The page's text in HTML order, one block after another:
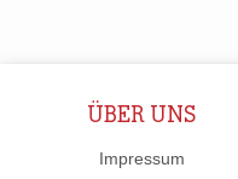
ÜBER UNS
Impressum